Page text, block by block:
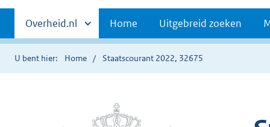
Primaire
navigatie
Andere
sites
binnen
Overheid.nl Home Uitgebreid zoeken
U bent hier: Home Staatscourant 2022, 32675